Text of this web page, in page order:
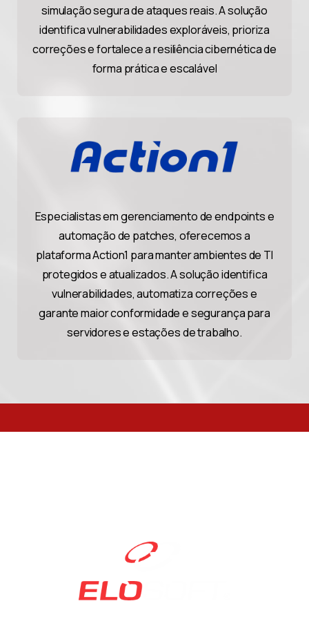
simulação segura de ataques reais. A solução
identifica vulnerabilidades exploráveis, prioriza
correções e fortalece a resiliência cibernética de
forma prática e escalável
Especialistas em gerenciamento de endpoints e
automação de patches, oferecemos a
plataforma Action1 para manter ambientes de TI
protegidos e atualizados. A solução identifica
vulnerabilidades, automatiza correções e
garante maior conformidade e segurança para
servidores e estações de trabalho.